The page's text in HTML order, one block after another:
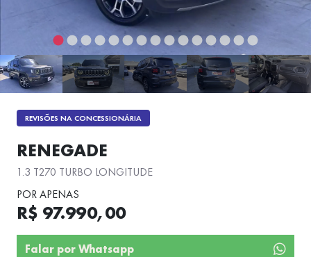
REVISÕES NA CONCESSIONÁRIA
RENEGADE
1.3 T270 TURBO LONGITUDE
POR APENAS
R$ 97.990,00
Falar por Whatsapp